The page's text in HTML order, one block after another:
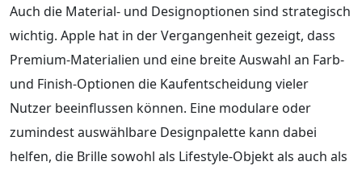
Auch die Material- und Designoptionen sind strategisch
wichtig. Apple hat in der Vergangenheit gezeigt, dass
Premium-Materialien und eine breite Auswahl an Farb-
und Finish-Optionen die Kaufentscheidung vieler
Nutzer beeinflussen können. Eine modulare oder
zumindest auswählbare Designpalette kann dabei
helfen, die Brille sowohl als Lifestyle-Objekt als auch als